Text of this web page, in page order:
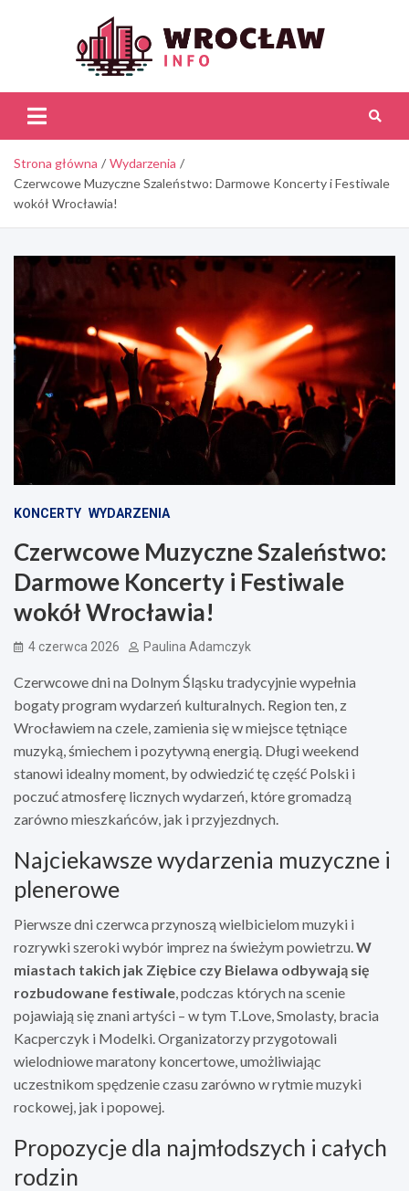
Strona główna
Wydarzenia
Czerwcowe Muzyczne Szaleństwo: Darmowe Koncerty i Festiwale
wokół Wrocławia!
KONCERTY WYDARZENIA
Czerwcowe Muzyczne Szaleństwo:
Darmowe Koncerty i Festiwale
wokół Wrocławia!
4 czerwca 2026 Paulina Adamczyk
Czerwcowe dni na Dolnym Śląsku tradycyjnie wypełnia
bogaty program wydarzeń kulturalnych. Region ten, z
Wrocławiem na czele, zamienia się w miejsce tętniące
muzyką, śmiechem i pozytywną energią. Długi weekend
stanowi idealny moment, by odwiedzić tę część Polski i
poczuć atmosferę licznych wydarzeń, które gromadzą
zarówno mieszkańców, jak i przyjezdnych.
Najciekawsze wydarzenia muzyczne i
plenerowe
Pierwsze dni czerwca przynoszą wielbicielom muzyki i
rozrywki szeroki wybór imprez na świeżym powietrzu.W
miastach takich jak Ziębice czy Bielawa odbywają się
rozbudowane festiwale, podczas których na scenie
pojawiają się znani artyści – w tym T.Love, Smolasty, bracia
Kacperczyk i Modelki. Organizatorzy przygotowali
wielodniowe maratony koncertowe, umożliwiając
uczestnikom spędzenie czasu zarówno w rytmie muzyki
rockowej, jak i popowej.
Propozycje dla najmłodszych i całych
rodzin